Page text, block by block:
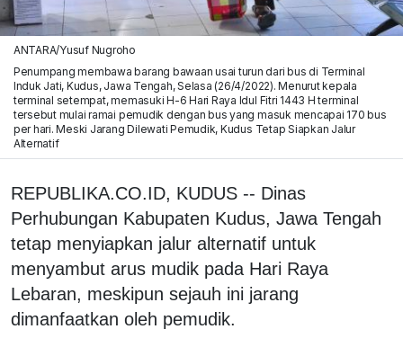
ANTARA/Yusuf Nugroho
Penumpang membawa barang bawaan usai turun dari bus di Terminal
Induk Jati, Kudus, Jawa Tengah, Selasa (26/4/2022). Menurut kepala
terminal setempat, memasuki H-6 Hari Raya Idul Fitri 1443 H terminal
tersebut mulai ramai pemudik dengan bus yang masuk mencapai 170 bus
per hari. Meski Jarang Dilewati Pemudik, Kudus Tetap Siapkan Jalur
Alternatif
REPUBLIKA.CO.ID, KUDUS -- Dinas
Perhubungan Kabupaten Kudus, Jawa Tengah
tetap menyiapkan jalur alternatif untuk
menyambut arus mudik pada Hari Raya
Lebaran, meskipun sejauh ini jarang
dimanfaatkan oleh pemudik.